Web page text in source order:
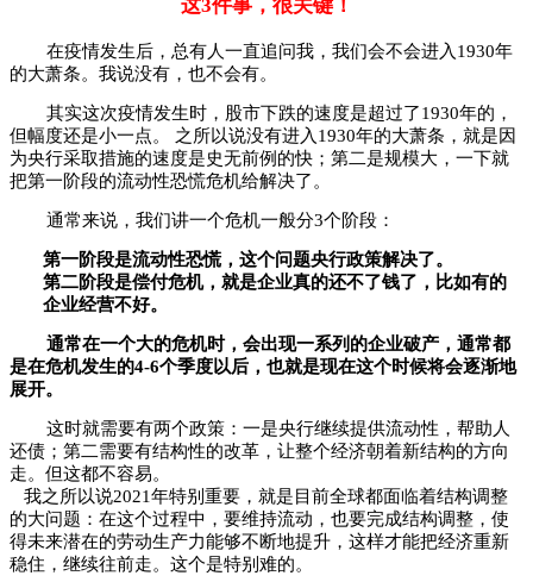
这3件事，很关键！
在疫情发生后，总有人一直追问我，我们会不会进入1930年
的大萧条。我说没有，也不会有。
其实这次疫情发生时，股市下跌的速度是超过了1930年的，
但幅度还是小一点。 之所以说没有进入1930年的大萧条，就是因
为央行采取措施的速度是史无前例的快；第二是规模大，一下就
把第一阶段的流动性恐慌危机给解决了。
通常来说，我们讲一个危机一般分3个阶段：
第一阶段是流动性恐慌，这个问题央行政策解决了。
第二阶段是偿付危机，就是企业真的还不了钱了，比如有的
企业经营不好。
通常在一个大的危机时，会出现一系列的企业破产，通常都
是在危机发生的4-6个季度以后，也就是现在这个时候将会逐渐地
展开。
这时就需要有两个政策：一是央行继续提供流动性，帮助人
还债；第二需要有结构性的改革，让整个经济朝着新结构的方向
走。但这都不容易。
我之所以说2021年特别重要，就是目前全球都面临着结构调整
的大问题：在这个过程中，要维持流动，也要完成结构调整，使
得未来潜在的劳动生产力能够不断地提升，这样才能把经济重新
稳住，继续往前走。这个是特别难的。